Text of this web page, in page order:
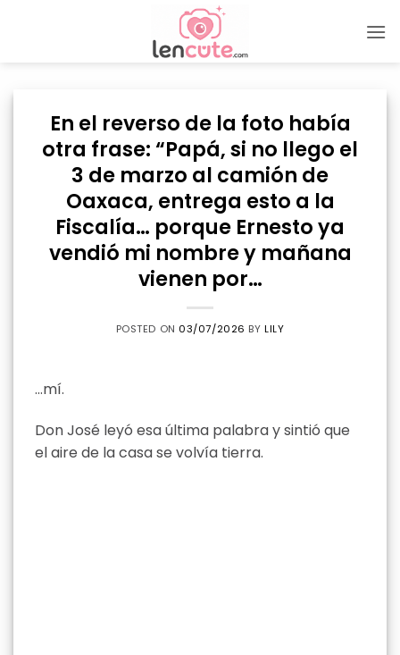
En el reverso de la foto había
otra frase: “Papá, si no llego el
3 de marzo al camión de
Oaxaca, entrega esto a la
Fiscalía… porque Ernesto ya
vendió mi nombre y mañana
vienen por…
POSTED ON 03/07/2026 BYLILY
…mí.
Don José leyó esa última palabra y sintió que
el aire de la casa se volvía tierra.